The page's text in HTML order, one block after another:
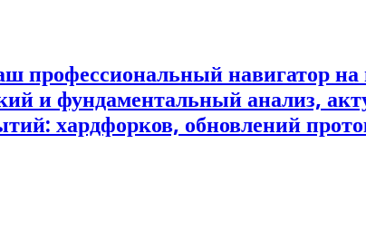
профессиональный навигатор
и фундаментальный анализ,
хардфорков, обновлений